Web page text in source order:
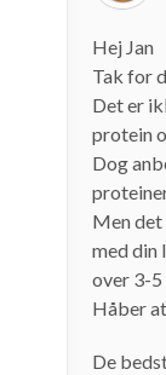
Hej Jan
Tak for
Det er
protein
Dog
Men det
med din
over 3-5
Håber
De